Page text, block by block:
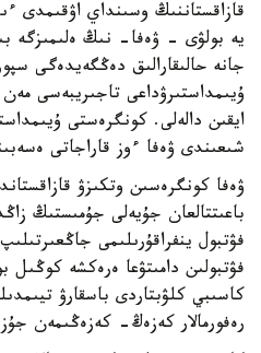
قازاقستاننىڭ وسىنداي اۋقىمدى
يە بولۋى - ۋەفا- نىڭ ەلىمىزگە
جانە حالىقارالىق دەڭگەيدەگى
ۇيىمداستىرۋداعى تاجىريبەسى مەن
ايقىن دالەلى. كونگرەستى
شىعىندى ۋەفا ءوز قاراجاتى
ۋەفا كونگرەسىن وتكىزۋ
باعىتتالعان جۇيەلى جۇمىستىڭ
فۋتبول ينفراقۇرىلىمى
فۋتبولىن دامىتۋعا ەرەكشە كوڭىل
كاسىبي كلۋبتاردى باسقارۋ
رەفورمالار كەزەڭ- كەزەڭىمەن